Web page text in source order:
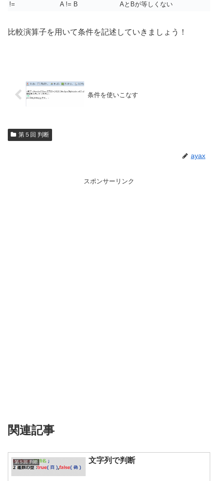
!=
A != B AとBが等しくない
比較演算子を用いて条件を記述していきましょう！
条件を使いこなす
第５回 判断
ayax
スポンサーリンク
関連記事
第５回 判断 文字列で判断